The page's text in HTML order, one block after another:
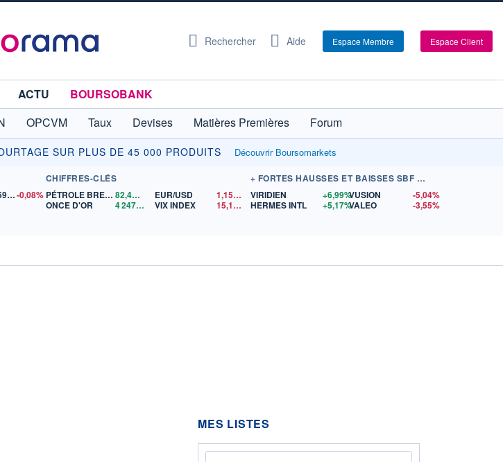
Rechercher Aide Espace Membre Espace Client
ACTU
BOURSOBANK
OPCVM Taux Devises Matières Premières Forum
SUR PLUS DE 45 000 PRODUITS INVESTIR À 0€ DE FRAIS DE COURTAGE SUR PLUS
Découvrir Boursomarkets
29 869,50-0,08%
CHIFFRES-CLÉS
PÉTROLE BRENT
82,44$US
ONCE D'OR
4 247,81 $US
EUR/USD 1,1523
$US
VIX INDEX
15,14$US
+ FORTES HAUSSES ET BAISSES SBF 120
VIRIDIEN
+6,99%
HERMES INTL
+5,17%
VUSION
-5,04%
VALEO
-3,55%
MES LISTES